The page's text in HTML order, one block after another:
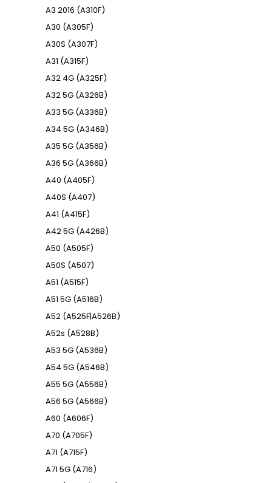
A3 2016 (A310F)
A30 (A305F)
A30S (A307F)
A31 (A315F)
A32 4G (A325F)
A32 5G (A326B)
A33 5G (A336B)
A34 5G (A346B)
A35 5G (A356B)
A36 5G (A366B)
A40 (A405F)
A40S (A407)
A41 (A415F)
A42 5G (A426B)
A50 (A505F)
A50S (A507)
A51 (A515F)
A51 5G (A516B)
A52 (A525F|A526B)
A52s (A528B)
A53 5G (A536B)
A54 5G (A546B)
A55 5G (A556B)
A56 5G (A566B)
A60 (A606F)
A70 (A705F)
A71 (A715F)
A71 5G (A716)